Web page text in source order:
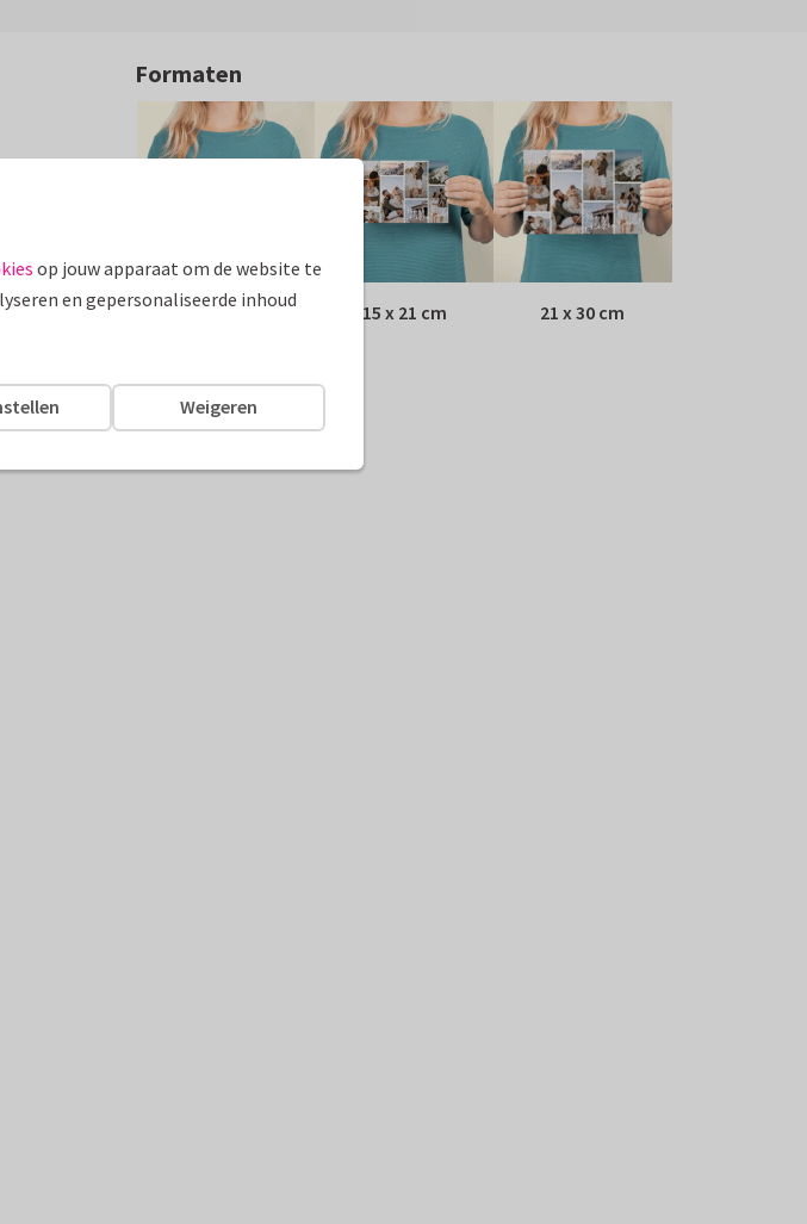
Formaten
10 x 15 cm 15 x 21 cm 21 x 30 cm
op jouw apparaat om de website te
en gepersonaliseerde inhoud
Weigeren